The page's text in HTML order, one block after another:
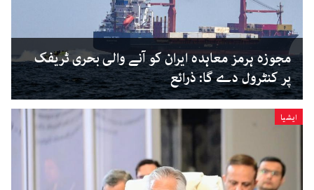
مجوزہ ہرمز معاہدہ ایران کو آنے والی بحری ٹریفک
پر کنٹرول دے گا: ذرائع
ایشیا